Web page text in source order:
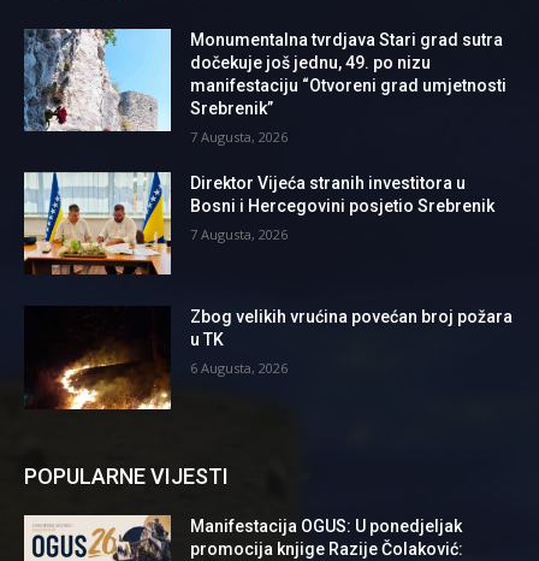
Monumentalna tvrdjava Stari grad sutra
dočekuje još jednu, 49. po nizu
manifestaciju “Otvoreni grad umjetnosti
Srebrenik”
7 Augusta, 2026
Direktor Vijeća stranih investitora u
Bosni i Hercegovini posjetio Srebrenik
7 Augusta, 2026
Zbog velikih vrućina povećan broj požara
u TK
6 Augusta, 2026
POPULARNE VIJESTI
Manifestacija OGUS: U ponedjeljak
promocija knjige Razije Čolaković: